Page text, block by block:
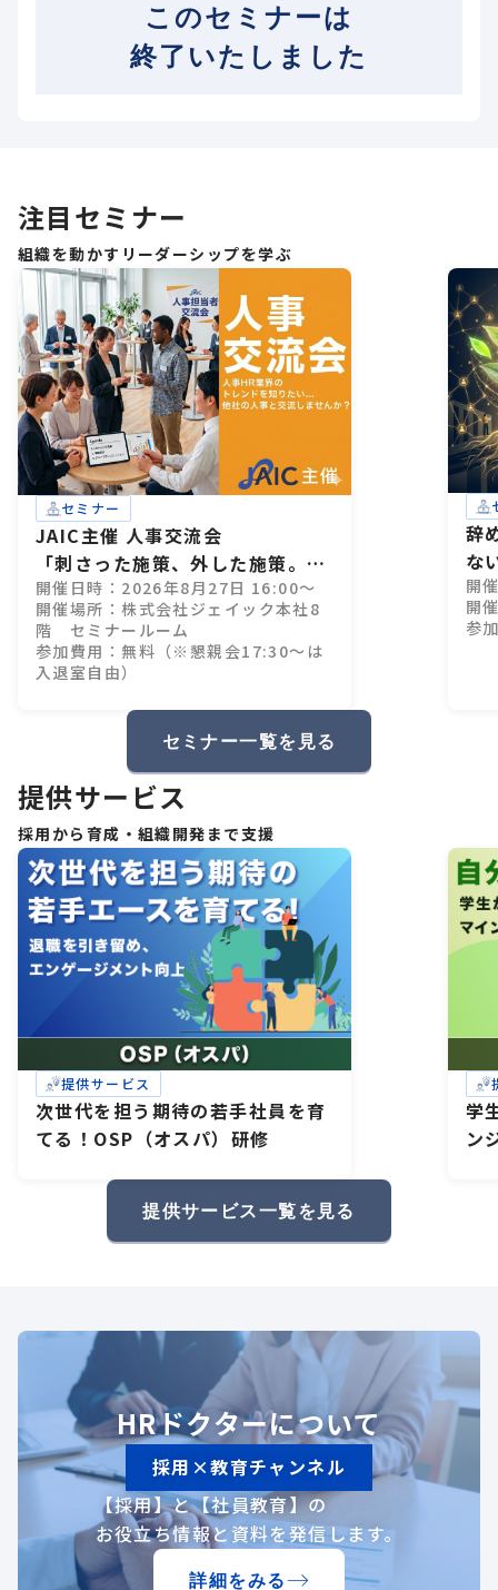
このセミナーは
終了いたしました
注目セミナー
組織を動かすリーダーシップを学ぶ
セミナー
JAIC主催 人事交流会
「刺さった施策、外した施策。」
28卒インターン設計、成功・失敗
のすべて
開催日時：2026年8月27日 16:00～
開催場所：株式会社ジェイック本社8
階 セミナールーム
参加費用：無料（※懇親会17:30～は
入退室自由）
辞
な
開
開
参
セミナー一覧を見る
提供サービス
採用から育成・組織開発まで支援
提供サービス
次世代を担う期待の若手社員を育
てる！OSP（オスパ）研修
学
ン
提供サービス一覧を見る
HRドクターについて
採用×教育チャンネル
【採用】と【社員教育】の
お役立ち情報と資料を発信します。
詳細をみる